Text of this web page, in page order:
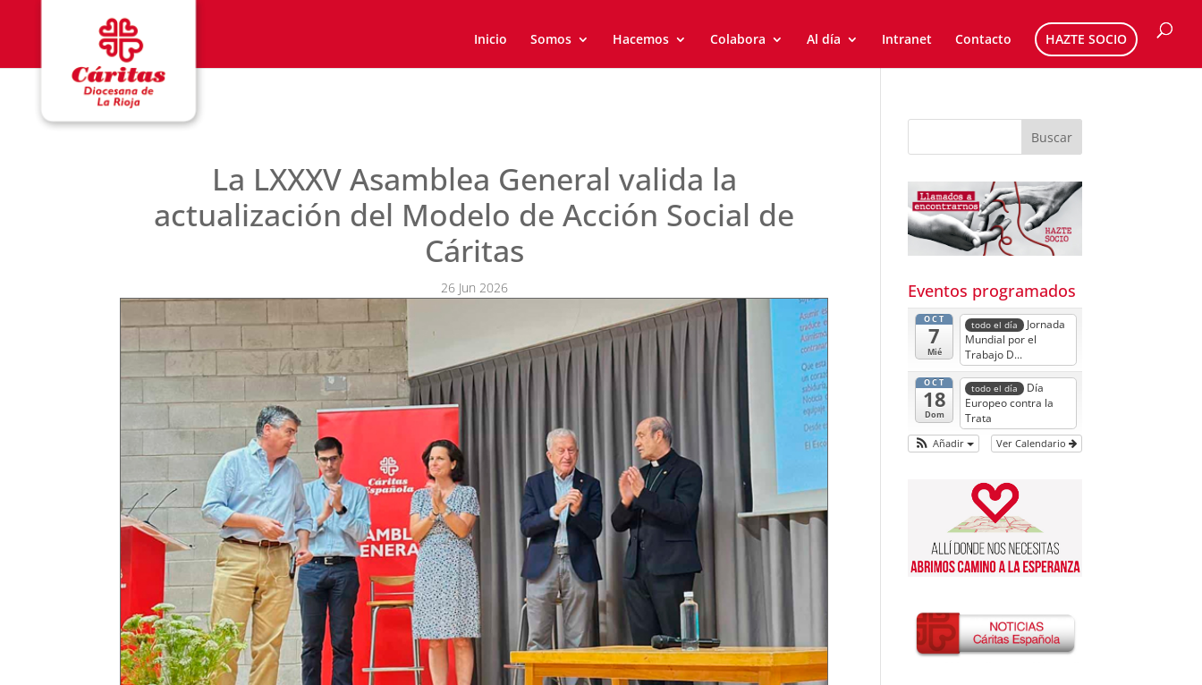
Inicio Somos Hacemos Colabora Al día Intranet Contacto HAZTE SOCIO
La LXXXV Asamblea General valida la
actualización del Modelo de Acción Social de
Cáritas
26 Jun 2026 Eventos programados
OCT
7
Mié
todo el día
Jornada
Mundial por el
Trabajo D...
OCT
18
Dom
todo el día
Día
Europeo contra la
Trata
Ver Calendario
Añadir